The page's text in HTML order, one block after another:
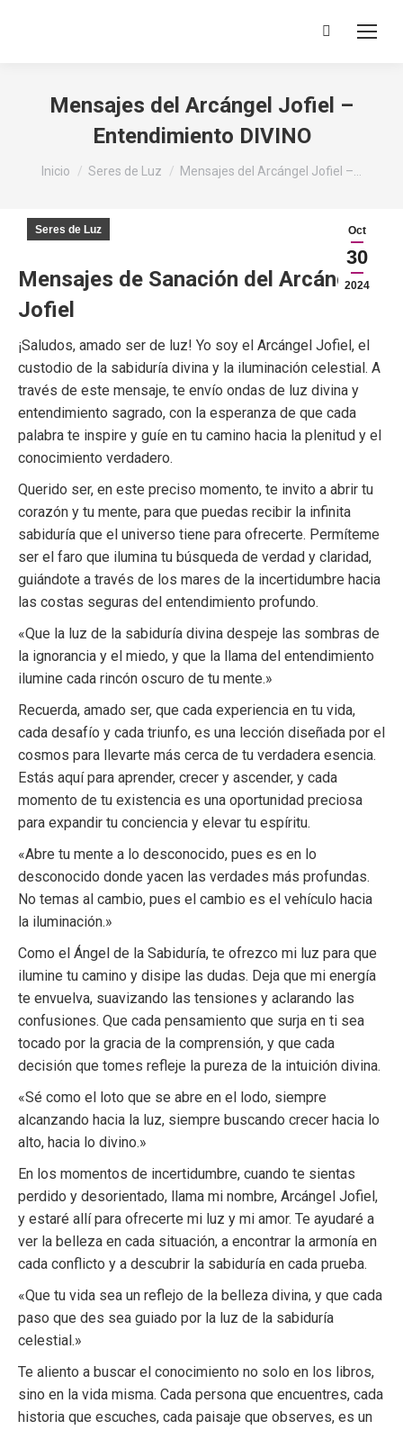
Buscar:
Mensajes del Arcángel Jofiel –
Entendimiento DIVINO
Estás aquí:
Inicio Seres de Luz Mensajes del Arcángel Jofiel –…
Oct
30
2024
Seres de Luz
Mensajes de Sanación del Arcángel
Jofiel
¡Saludos, amado ser de luz! Yo soy el Arcángel Jofiel, el
custodio de la sabiduría divina y la iluminación celestial. A
través de este mensaje, te envío ondas de luz divina y
entendimiento sagrado, con la esperanza de que cada
palabra te inspire y guíe en tu camino hacia la plenitud y el
conocimiento verdadero.
Querido ser, en este preciso momento, te invito a abrir tu
corazón y tu mente, para que puedas recibir la infinita
sabiduría que el universo tiene para ofrecerte. Permíteme
ser el faro que ilumina tu búsqueda de verdad y claridad,
guiándote a través de los mares de la incertidumbre hacia
las costas seguras del entendimiento profundo.
«Que la luz de la sabiduría divina despeje las sombras de
la ignorancia y el miedo, y que la llama del entendimiento
ilumine cada rincón oscuro de tu mente.»
Recuerda, amado ser, que cada experiencia en tu vida,
cada desafío y cada triunfo, es una lección diseñada por el
cosmos para llevarte más cerca de tu verdadera esencia.
Estás aquí para aprender, crecer y ascender, y cada
momento de tu existencia es una oportunidad preciosa
para expandir tu conciencia y elevar tu espíritu.
«Abre tu mente a lo desconocido, pues es en lo
desconocido donde yacen las verdades más profundas.
No temas al cambio, pues el cambio es el vehículo hacia
la iluminación.»
Como el Ángel de la Sabiduría, te ofrezco mi luz para que
ilumine tu camino y disipe las dudas. Deja que mi energía
te envuelva, suavizando las tensiones y aclarando las
confusiones. Que cada pensamiento que surja en ti sea
tocado por la gracia de la comprensión, y que cada
decisión que tomes refleje la pureza de la intuición divina.
«Sé como el loto que se abre en el lodo, siempre
alcanzando hacia la luz, siempre buscando crecer hacia lo
alto, hacia lo divino.»
En los momentos de incertidumbre, cuando te sientas
perdido y desorientado, llama mi nombre, Arcángel Jofiel,
y estaré allí para ofrecerte mi luz y mi amor. Te ayudaré a
ver la belleza en cada situación, a encontrar la armonía en
cada conflicto y a descubrir la sabiduría en cada prueba.
«Que tu vida sea un reflejo de la belleza divina, y que cada
paso que des sea guiado por la luz de la sabiduría
celestial.»
Te aliento a buscar el conocimiento no solo en los libros,
sino en la vida misma. Cada persona que encuentres, cada
historia que escuches, cada paisaje que observes, es un